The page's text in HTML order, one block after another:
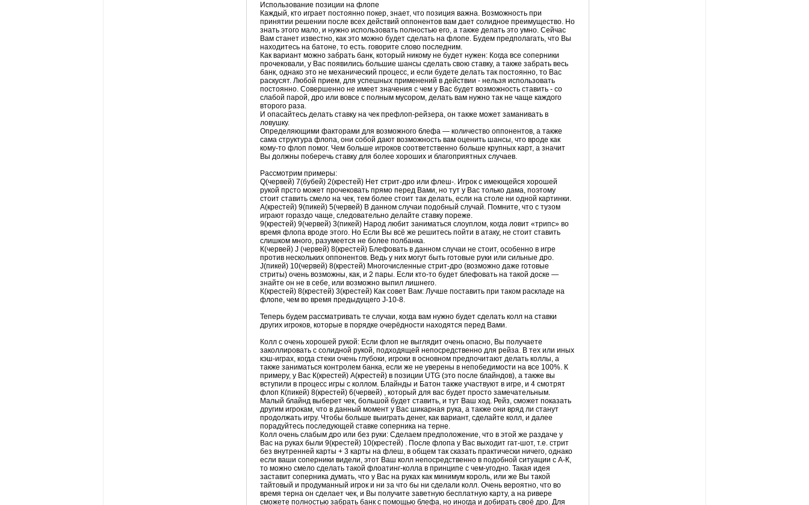
Использование позиции на флопе
Каждый, кто играет постоянно покер, знает, что позиция важна. Возможность при
принятии решении после всех действий оппонентов вам дает солидное преимущество. Но
знать этого мало, и нужно использовать полностью его, а также делать это умно. Сейчас
Вам станет известно, как это можно будет сделать на флопе. Будем предполагать, что Вы
находитесь на батоне, то есть. говорите слово последним.
Как вариант можно забрать банк, который никому не будет нужен: Когда все соперники
прочековали, у Вас появились большие шансы сделать свою ставку, а также забрать весь
банк, однако это не механический процесс, и если будете делать так постоянно, то Вас
раскусят. Любой прием, для успешных применений в действии - нельзя использовать
постоянно. Совершенно не имеет значения с чем у Вас будет возможность ставить - со
слабой парой, дро или вовсе с полным мусором, делать вам нужно так не чаще каждого
второго раза.
И опасайтесь делать ставку на чек префлоп-рейзера, он также может заманивать в
ловушку.
Определяющими факторами для возможного блефа — количество оппонентов, а также
сама структура флопа, они собой дают возможность вам оценить шансы, что вроде как
кому-то флоп помог. Чем больше игроков соответственно больше крупных карт, а значит
Вы должны поберечь ставку для более хороших и благоприятных случаев.
Рассмотрим примеры:
Q(червей) 7(бубей) 2(крестей) Нет стрит-дро или флеш-. Игрок с имеющейся хорошей
рукой прсто может прочековать прямо перед Вами, но тут у Вас только дама, поэтому
стоит ставить смело на чек, тем более стоит так делать, если на столе ни одной картинки.
А(крестей) 9(пикей) 5(червей) В данном случаи подобный случай. Помните, что с тузом
играют гораздо чаще, следовательно делайте ставку пореже.
9(крестей) 9(червей) 3(пикей) Народ любит заниматься слоуплом, когда ловит «трипс» во
время флопа вроде этого. Но Если Вы всё же решитесь пойти в атаку, не стоит ставить
слишком много, разумеется не более полбанка.
К(червей) J (червей) 8(крестей) Блефовать в данном случаи не стоит, особенно в игре
против нескольких оппонентов. Ведь у них могут быть готовые руки или сильные дро.
J(пикей) 10(червей) 8(крестей) Многочисленные стрит-дро (возможно даже готовые
стриты) очень возможны, как, и 2 пары. Если кто-то будет блефовать на такой доске —
знайте он не в себе, или возможно выпил лишнего.
К(крестей) 8(крестей) 3(крестей) Как совет Вам: Лучше поставить при таком раскладе на
флопе, чем во время предыдущего J-10-8.
Теперь будем рассматривать те случаи, когда вам нужно будет сделать колл на ставки
других игроков, которые в порядке очерёдности находятся перед Вами.
Колл с очень хорошей рукой: Если флоп не выглядит очень опасно, Вы получаете
заколлировать с солидной рукой, подходящей непосредственно для рейза. В тех или иных
кэш-играх, когда стеки очень глубоки, игроки в основном предпочитают делать коллы, а
также заниматься контролем банка, если же не уверены в непобедимости на все 100%. К
примеру, у Вас К(крестей) А(крестей) в позиции UTG (это после блайндов), а также вы
вступили в процесс игры с коллом. Блайнды и Батон также участвуют в игре, и 4 смотрят
флоп К(пикей) 8(крестей) 6(червей) , который для вас будет просто замечательным.
Малый блайнд выберет чек, большой будет ставить, и тут Ваш ход. Рейз, сможет показать
другим игрокам, что в данный момент у Вас шикарная рука, а также они вряд ли станут
продолжать игру. Чтобы больше выиграть денег, как вариант, сделайте колл, и далее
порадуйтесь последующей ставке соперника на терне.
Колл очень слабым дро или без руки: Сделаем предположение, что в этой же раздаче у
Вас на руках были 9(крестей) 10(крестей) . После флопа у Вас выходит гат-шот, т.е. стрит
без внутренней карты + 3 карты на флеш, в общем так сказать практически ничего, однако
если ваши соперники видели, этот Ваш колл непосредственно в подобной ситуации с А-К,
то можно смело сделать такой флоатинг-колла в принципе с чем-угодно. Такая идея
заставит соперника думать, что у Вас на руках как минимум король, или же Вы такой
тайтовый и продуманный игрок и ни за что бы ни сделали колл. Очень вероятно, что во
время терна он сделает чек, и Вы получите заветную бесплатную карту, а на ривере
сможете полностью забрать банк с помощью блефа, но иногда и добирать своё дро. Для